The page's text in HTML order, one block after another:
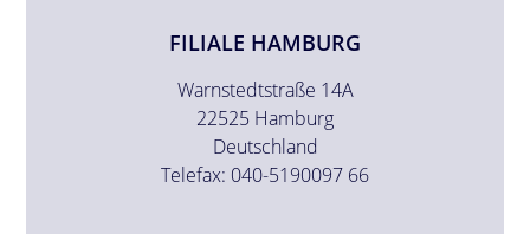
FILIALE HAMBURG
Warnstedtstraße 14A
22525 Hamburg
Deutschland
Telefax: 040-5190097 66